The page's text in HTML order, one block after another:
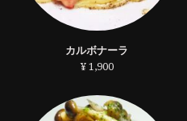
カルボナーラ
¥ 1,900